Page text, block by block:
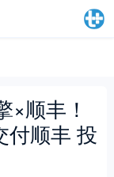
×顺丰！
付顺丰 投